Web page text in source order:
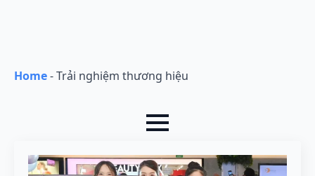
Home-Trải nghiệm thương hiệu